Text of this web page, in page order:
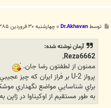
توسطDr.Akhavan
»چهارشنبه ۳۰ فروردین ۱۳۸۵, ۱:۳۹ ق.ظ
آرمان نوشته شده:
Reza6662
,
ممنون از لطفتون رضا جان.
پرواز U-2 بر فراز ايران که چيز عجيبي نيست، حتي خود SR-71 هم
براي شناسايي مواضع نگهداري
به طور مستقيم از اوکيناوا در ژاپن